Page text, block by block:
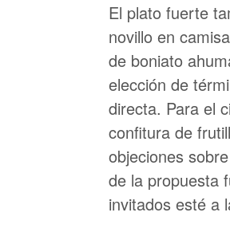
El plato fuerte
novillo en
de boniato
elección de
directa. Para el
confitura de
objeciones
de la propuesta
invitados esté a